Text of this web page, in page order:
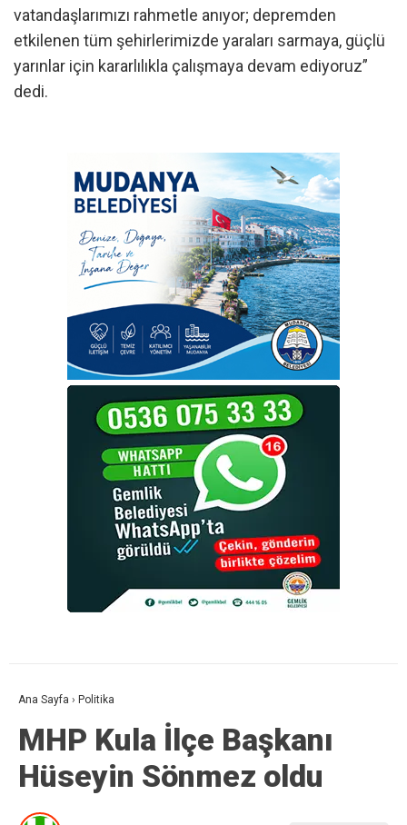
vatandaşlarımızı rahmetle anıyor; depremden
etkilenen tüm şehirlerimizde yaraları sarmaya, güçlü
yarınlar için kararlılıkla çalışmaya devam ediyoruz”
dedi.
Ana Sayfa › Politika
MHP Kula İlçe Başkanı
Hüseyin Sönmez oldu